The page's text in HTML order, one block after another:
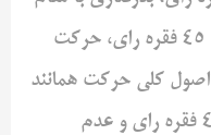
رسمی به منظور داوران و ناظران با ۴۵ فقره رای، حرکت
اصول کلی حرکت همانند
عدم وجود در کنفرانس خبری با ۴۱ فقره رای و عدم